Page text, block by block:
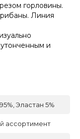
горловины.
Линия
и
Эластан 5%
ассортимент